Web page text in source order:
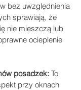
bez uwzględnienia
sprawiają, że
nie mieszczą lub
ocieplenie
posadzek: To
przy oknach